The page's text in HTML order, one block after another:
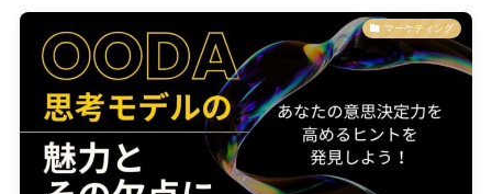
マーケティング